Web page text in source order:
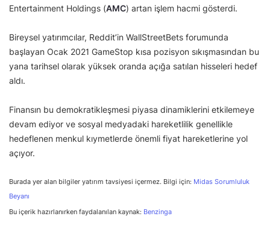
Entertainment Holdings (AMC) artan işlem hacmi gösterdi.
Bireysel yatırımcılar, Reddit’in WallStreetBets forumunda
başlayan Ocak 2021 GameStop kısa pozisyon sıkışmasından bu
yana tarihsel olarak yüksek oranda açığa satılan hisseleri hedef
aldı.
Finansın bu demokratikleşmesi piyasa dinamiklerini etkilemeye
devam ediyor ve sosyal medyadaki hareketlilik genellikle
hedeflenen menkul kıymetlerde önemli fiyat hareketlerine yol
açıyor.
Burada yer alan bilgiler yatırım tavsiyesi içermez. Bilgi için: Midas Sorumluluk
Beyanı
Bu içerik hazırlanırken faydalanılan kaynak: Benzinga